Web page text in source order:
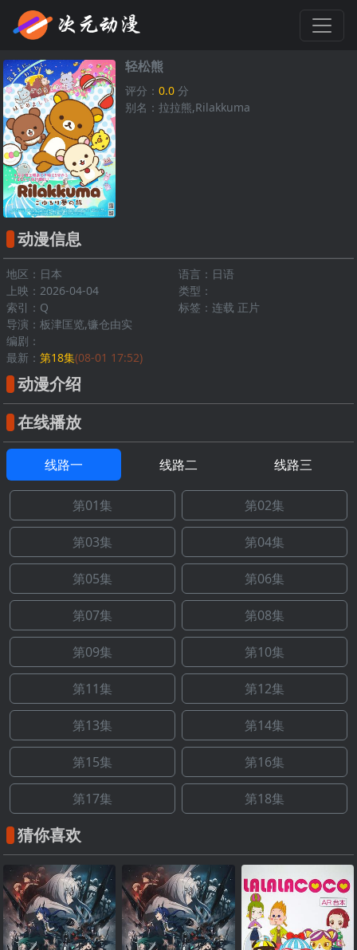
轻松熊
评分：0.0 分
别名：拉拉熊,Rilakkuma
动漫信息
地区：日本
语言：日语
上映：2026-04-04
类型：
索引：Q
标签：连载 正片
导演：板津匡览,镰仓由实
编剧：
最新： 第18集(08-01 17:52)
动漫介绍
在线播放
线路一 线路二 线路三
第01集 第02集
第03集 第04集
第05集 第06集
第07集 第08集
第09集 第10集
第11集 第12集
第13集 第14集
第15集 第16集
第17集 第18集
猜你喜欢